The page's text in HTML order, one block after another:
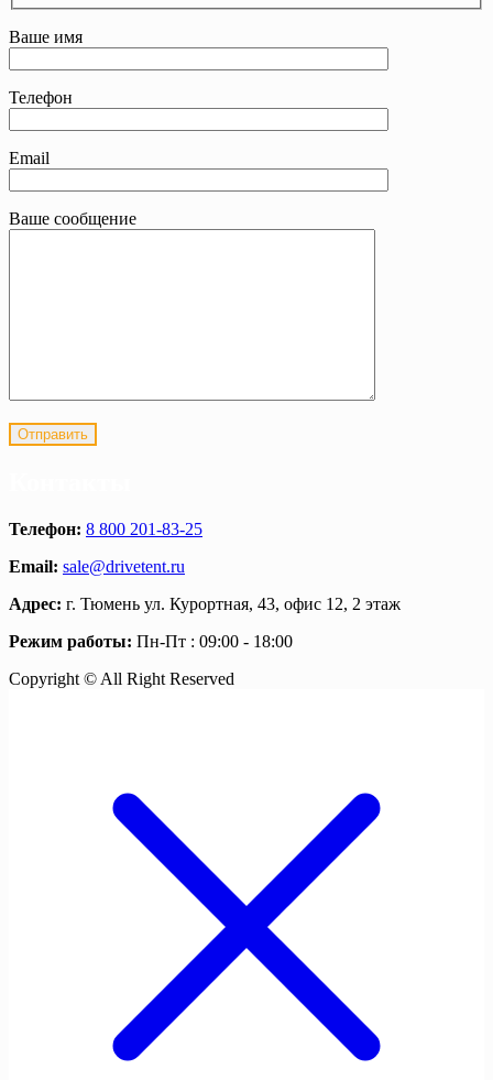
Ваше имя
Телефон
Email
Ваше сообщение
Телефон: 8 800 201-83-25
Email: sale@drivetent.ru
Адрес: г. Тюмень ул. Курортная, 43, офис 12, 2 этаж
Режим работы: Пн-Пт : 09:00 - 18:00
Copyright © All Right Reserved